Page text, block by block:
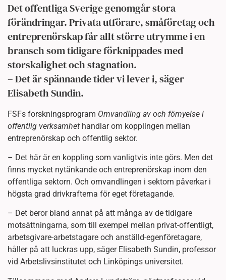
Det offentliga Sverige genomgår stora
förändringar. Privata utförare, småföretag och
entreprenörskap får allt större utrymme i en
bransch som tidigare förknippades med
storskalighet och stagnation.
– Det är spännande tider vi lever i, säger
Elisabeth Sundin.
FSFs forskningsprogram Omvandling av och förnyelse i
offentlig verksamhet handlar om kopplingen mellan
entreprenörskap och offentlig sektor.
– Det här är en koppling som vanligtvis inte görs. Men det
finns mycket nytänkande och entreprenörskap inom den
offentliga sektorn. Och omvandlingen i sektorn påverkar i
högsta grad drivkrafterna för eget företagande.
– Det beror bland annat på att många av de tidigare
motsättningarna, som till exempel mellan privat-offentligt,
arbetsgivare-arbetstagare och anställd-egenföretagare,
håller på att luckras upp, säger Elisabeth Sundin, professor
vid Arbetslivsinstitutet och Linköpings universitet.